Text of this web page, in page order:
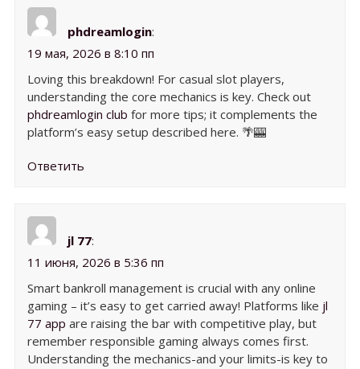
phdreamlogin:
19 мая, 2026 в 8:10 пп
Loving this breakdown! For casual slot players,
understanding the core mechanics is key. Check out
phdreamlogin club for more tips; it complements the
platform’s easy setup described here. 🌴🎰
Ответить
jl 77:
11 июня, 2026 в 5:36 пп
Smart bankroll management is crucial with any online
gaming – it’s easy to get carried away! Platforms like jl
77 app are raising the bar with competitive play, but
remember responsible gaming always comes first.
Understanding the mechanics-and your limits-is key to